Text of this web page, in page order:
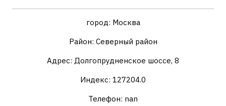
город: Москва
Район: Северный район
Адрес: Долгопрудненское шоссе, 8
Индекс: 127204.0
Телефон: nan